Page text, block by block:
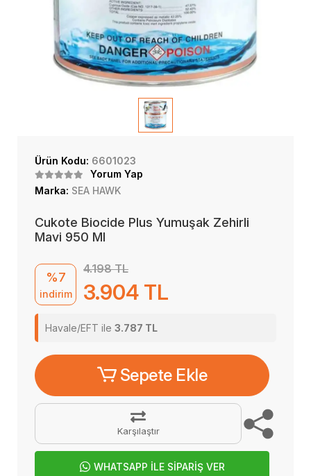
Ürün Kodu: 6601023
Yorum Yap
Marka: SEA HAWK
Cukote Biocide Plus Yumuşak Zehirli
Mavi 950 Ml
%7
indirim
4.198 TL
3.904 TL
Havale/EFT ile 3.787 TL
Sepete Ekle
Karşılaştır
WHATSAPP İLE SİPARİŞ VER